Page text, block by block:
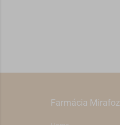
Farmácia Mirafoz